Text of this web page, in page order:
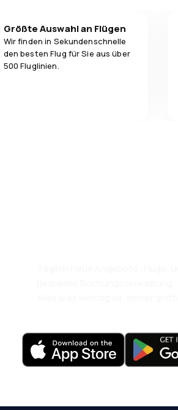
Größte Auswahl an Flügen
Wir finden in Sekundenschnelle
den besten Flug für Sie aus über
500 Fluglinien.